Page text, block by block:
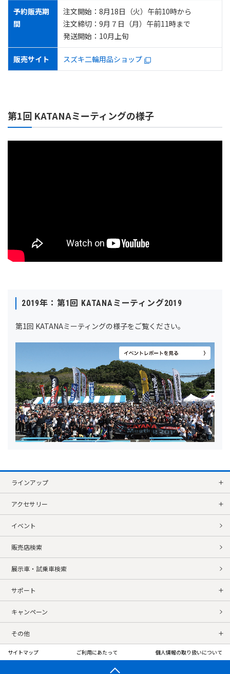
予約販売期
間
注文開始：8月18日（火）午前10時から
注文締切：9月７日（月）午前11時まで
発送開始：10月上旬
販売サイト スズキ二輪用品ショップ
第1回 KATANAミーティングの様子
2019年：第1回 KATANAミーティング2019
第1回 KATANAミーティングの様子をご覧ください。
ラインアップ
アクセサリー
イベント
販売店検索
展示車・試乗車検索
サポート
キャンペーン
その他
サイトマップ ご利用にあたって 個人情報の取り扱いについて